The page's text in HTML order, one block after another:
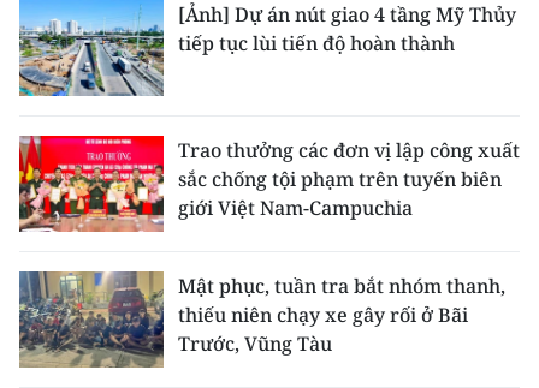
[Ảnh] Dự án nút giao 4 tầng Mỹ Thủy
tiếp tục lùi tiến độ hoàn thành
Trao thưởng các đơn vị lập công xuất
sắc chống tội phạm trên tuyến biên
giới Việt Nam-Campuchia
Mật phục, tuần tra bắt nhóm thanh,
thiếu niên chạy xe gây rối ở Bãi
Trước, Vũng Tàu